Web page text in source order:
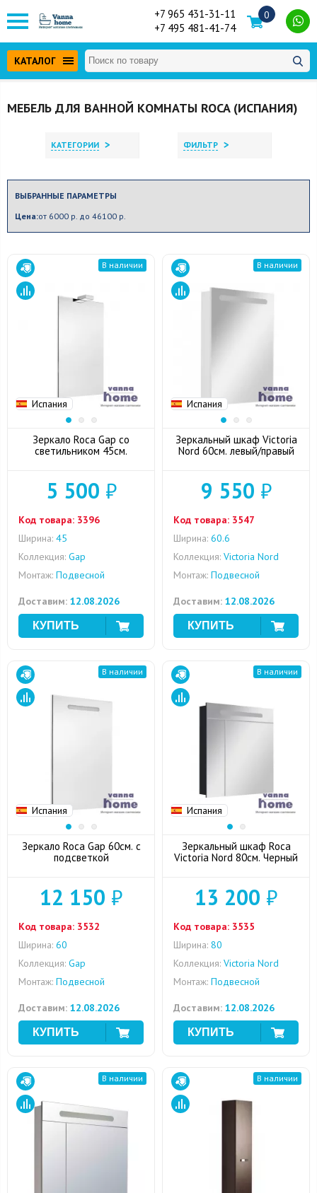
+7 965 431-31-11
+7 495 481-41-74
0
КАТАЛОГ
МЕБЕЛЬ ДЛЯ ВАННОЙ КОМНАТЫ ROCA (ИСПАНИЯ)
КАТЕГОРИИ > ФИЛЬТР >
ВЫБРАННЫЕ ПАРАМЕТРЫ
Цена:от 6000 р. до 46100 р.
Испания
В наличии
Зеркало Roca Gap со
светильником 45cм.
5 500 ₽
Код товара: 3396
Ширина: 45
Коллекция: Gap
Монтаж: Подвесной
Доставим: 12.08.2026
Испания
В наличии
Зеркальный шкаф Victoria
Nord 60см. левый/правый
9 550 ₽
Код товара: 3547
Ширина: 60.6
Коллекция: Victoria Nord
Монтаж: Подвесной
Доставим: 12.08.2026
Испания
В наличии
Зеркало Roca Gap 60см. с
подсветкой
12 150 ₽
Код товара: 3532
Ширина: 60
Коллекция: Gap
Монтаж: Подвесной
Доставим: 12.08.2026
Испания
В наличии
Зеркальный шкаф Roca
Victoria Nord 80см. Черный
13 200 ₽
Код товара: 3535
Ширина: 80
Коллекция: Victoria Nord
Монтаж: Подвесной
Доставим: 12.08.2026
В наличии В наличии